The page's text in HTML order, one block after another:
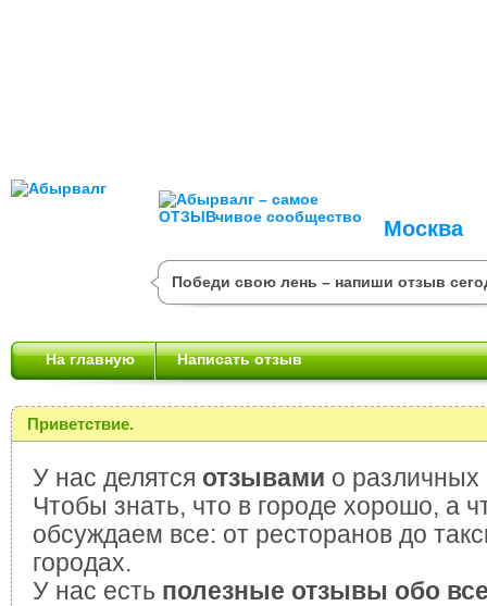
Москва
Победи свою лень – напиши отзыв
На главную Написать отзыв
Приветствие.
У нас делятся отзывами о различных
Чтобы знать, что в городе хорошо, а
обсуждаем все: от ресторанов до
городах.
У нас есть полезные отзывы обо